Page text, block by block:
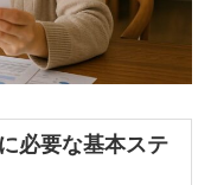
必要な基本ステ